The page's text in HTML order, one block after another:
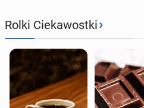
Rolki Ciekawostki›